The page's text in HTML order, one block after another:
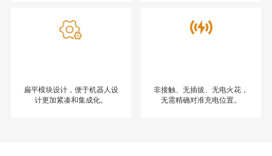
扁平模块设计，便于机器人设
计更加紧凑和集成化。
非接触、无插拔、无电火花，
无需精确对准充电位置。